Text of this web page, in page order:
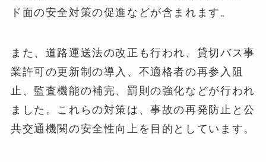
ド面の安全対策の促進などが含まれます。
また、道路運送法の改正も行われ、貸切バス事
業許可の更新制の導入、不適格者の再参入阻
止、監査機能の補完、罰則の強化などが行われ
ました。これらの対策は、事故の再発防止と公
共交通機関の安全性向上を目的としています​ ​。